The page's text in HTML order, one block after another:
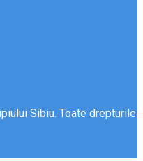
Sibiu. Toate drepturile